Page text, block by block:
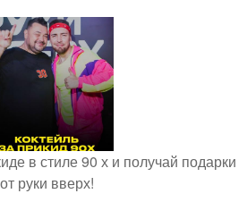
в стиле 90 х и получай подарки
от руки вверх!